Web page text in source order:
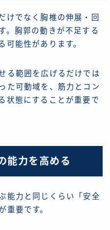
けでなく胸椎の伸展・回
。胸郭の動きが不足する
可能性があります。
る範囲を広げるだけでは
た可動域を、筋力とコン
状態にすることが重要で
能力を高める
能力と同じくらい「安全
重要です。